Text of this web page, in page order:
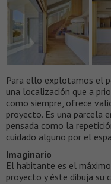
Para ello explotamos el
una localización que a
como siempre, ofrece
proyecto. Es una parcela
pensada como la
cuidado alguno por el
Imaginario
El habitante es el
proyecto y éste dibuja su